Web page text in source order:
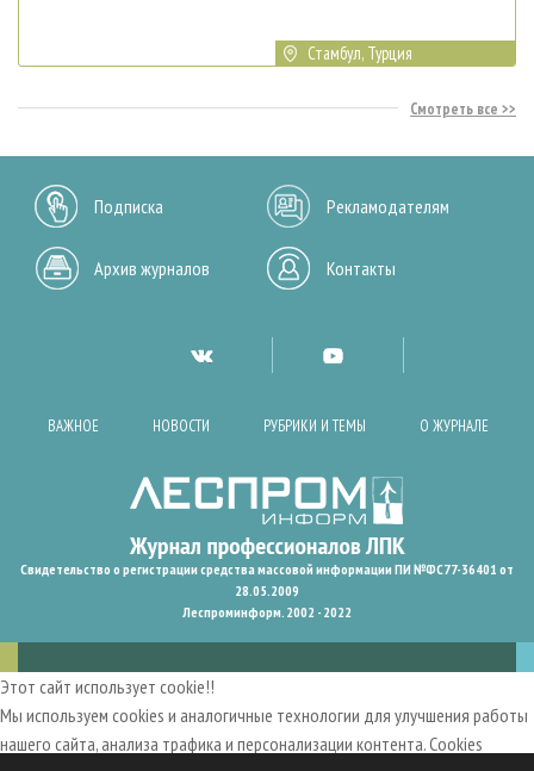
Стамбул, Турция
Смотреть все
Подписка Рекламодателям
Архив журналов Контакты
ВАЖНОЕ НОВОСТИ РУБРИКИ И ТЕМЫ О ЖУРНАЛЕ
Свидетельство о регистрации средства массовой информации ПИ №ФС77-36401 от
28.05.2009
Леспроминформ. 2002 - 2022
Этот сайт использует cookie!!
Мы используем cookies и аналогичные технологии для улучшения работы
нашего сайта, анализа трафика и персонализации контента. Cookies